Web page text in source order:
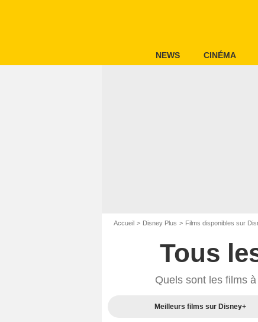
NEWS CINÉMA
Accueil Disney Plus Films disponibles sur
Tous
Quels sont les films
Meilleurs films sur Disney+